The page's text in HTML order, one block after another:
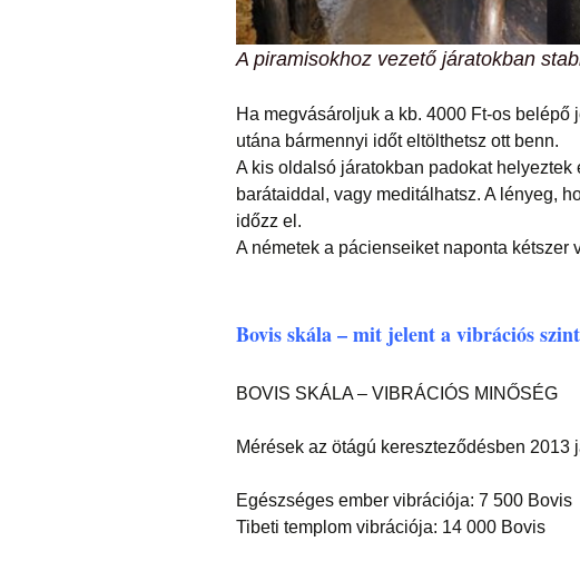
A piramisokhoz vezető járatokban
Ha megvásároljuk a kb. 4000 Ft-os
utána bármennyi időt eltölthetsz ott benn.
A kis oldalsó járatokban padokat helyeztek
barátaiddal, vagy meditálhatsz. A lényeg,
időzz el.
A németek a pácienseiket naponta kétszer
Bovis skála – mit jelent a vibrációs
BOVIS SKÁLA – VIBRÁCIÓS MINŐSÉG
Mérések az ötágú kereszteződésben 2013
Egészséges ember vibrációja: 7 500 Bovis
Tibeti templom vibrációja: 14 000 Bovis